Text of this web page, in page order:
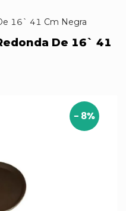
16` 41 Cm Negra
De 16` 41
- 8%